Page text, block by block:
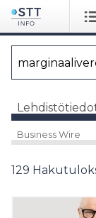
Business Wire
129